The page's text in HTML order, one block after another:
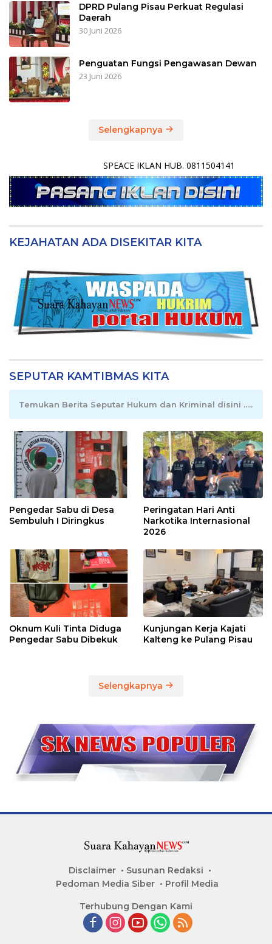
DPRD Pulang Pisau Perkuat Regulasi
Daerah
30 Juni 2026
Penguatan Fungsi Pengawasan Dewan
23 Juni 2026
Selengkapnya
SPEACE IKLAN HUB. 0811504141
KEJAHATAN ADA DISEKITAR KITA
SEPUTAR KAMTIBMAS KITA
Temukan Berita Seputar Hukum dan Kriminal disini .....
Pengedar Sabu di Desa
Sembuluh I Diringkus
Peringatan Hari Anti
Narkotika Internasional
2026
Oknum Kuli Tinta Diduga
Pengedar Sabu Dibekuk
Kunjungan Kerja Kajati
Kalteng ke Pulang Pisau
Selengkapnya
Disclaimer
Susunan Redaksi
Pedoman Media Siber
Profil Media
Terhubung Dengan Kami